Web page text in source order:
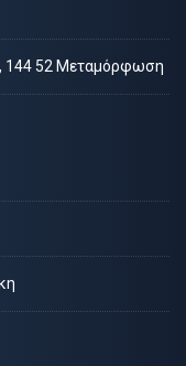
144 52 Μεταμόρφωση